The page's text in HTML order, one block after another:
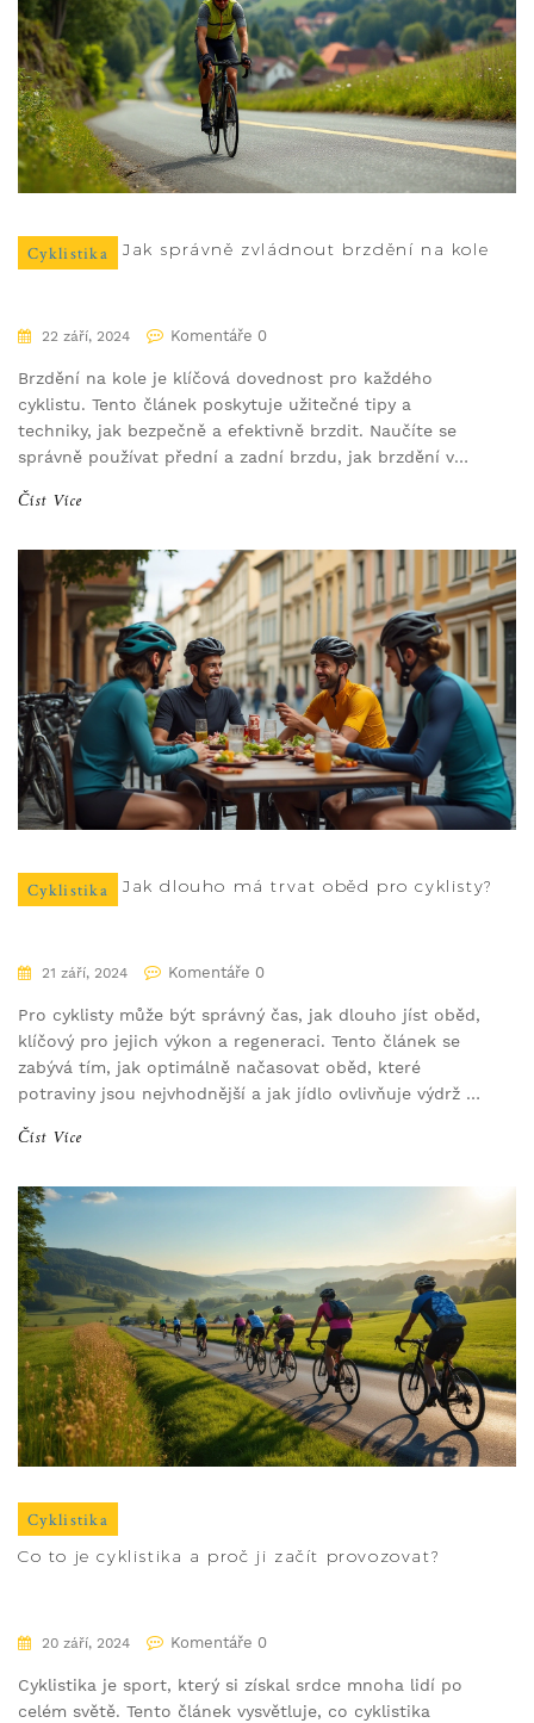
Cyklistika Jak správně zvládnout brzdění na kole
22 září, 2024 Komentáře 0
Brzdění na kole je klíčová dovednost pro každého
cyklistu. Tento článek poskytuje užitečné tipy a
techniky, jak bezpečně a efektivně brzdit. Naučíte se
správně používat přední a zadní brzdu, jak brzdění v
pomoci.
Číst Více
Cyklistika Jak dlouho má trvat oběd pro cyklisty?
21 září, 2024 Komentáře 0
Pro cyklisty může být správný čas, jak dlouho jíst oběd,
klíčový pro jejich výkon a regeneraci. Tento článek se
zabývá tím, jak optimálně načasovat oběd, které
potraviny jsou nejvhodnější a jak jídlo ovlivňuje výdrž a
Číst Více
Cyklistika
Co to je cyklistika a proč ji začít provozovat?
20 září, 2024 Komentáře 0
Cyklistika je sport, který si získal srdce mnoha lidí po
celém světě. Tento článek vysvětluje, co cyklistika